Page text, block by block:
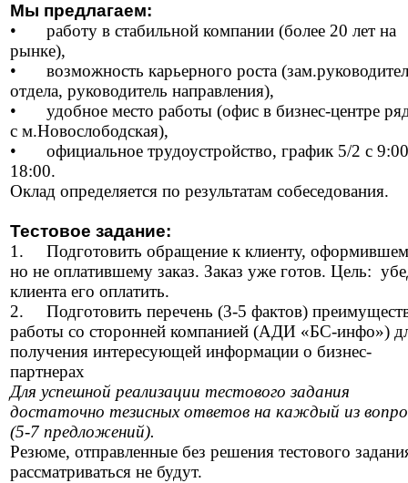
Мы предлагаем:
•
работу в стабильной компании (более 20 лет на
рынке),
•
возможность карьерного роста
отдела, руководитель направления),
•
удобное место работы (офис в бизнес-центре
с м.Новослободская),
•
официальное трудоустройство, график 5/2 с
18:00.
Оклад определяется по результатам собеседования.
Тестовое задание:
1.
Подготовить обращение к клиенту,
но не оплатившему заказ. Заказ уже готов. Цель:
клиента его оплатить.
2.
Подготовить перечень (3-5 фактов)
работы со сторонней компанией (АДИ «БС-инфо»)
получения интересующей информации о бизнес-
партнерах
Для успешной реализации тестового задания
достаточно тезисных ответов на каждый из
(5-7 предложений).
Резюме, отправленные без решения тестового
рассматриваться не будут.